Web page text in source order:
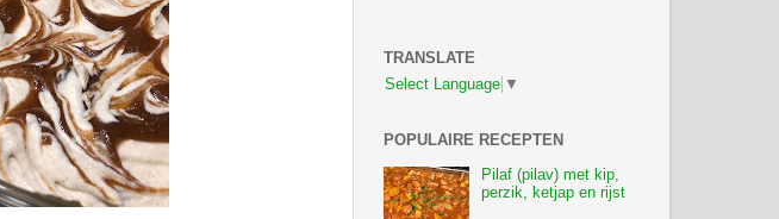
TRANSLATE
Select Language ▼
POPULAIRE RECEPTEN
Pilaf (pilav) met kip,
perzik, ketjap en rijst